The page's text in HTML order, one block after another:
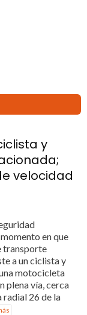
y
velocidad
en que
transporte
a un ciclista y
motocicleta
plena vía, cerca
radial 26 de la